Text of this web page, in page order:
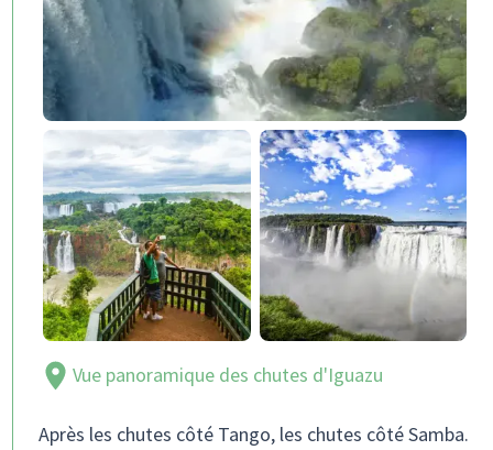
Vue panoramique des chutes d'Iguazu
Après les chutes côté Tango, les chutes côté Samba.